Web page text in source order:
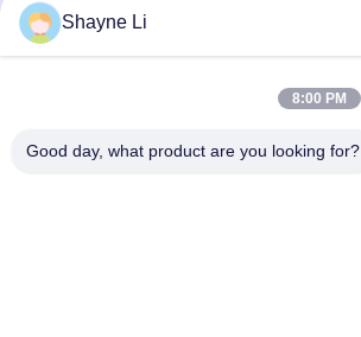
Shayne Li
8:00 PM
Good day, what product are you looking for?